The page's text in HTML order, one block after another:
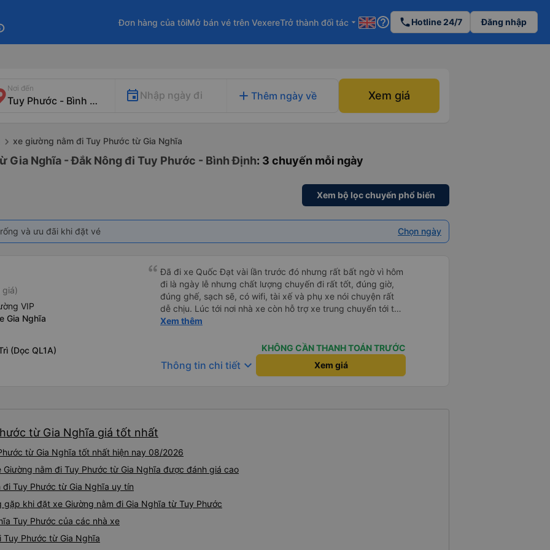
Đơn hàng của tôiMở bán vé trên VexereTrở thành đối tác arrow_drop_down help_outline phoneHotline 24/7 Đăng nhập
Nơi đến
Nhập ngày đi add Thêm ngày về Xem giá
xe giường nằm đi Tuy Phước từ Gia Nghĩa
Gia Nghĩa - Đắk Nông đi Tuy Phước - Bình Định: 3 chuyến mỗi ngày
Xem bộ lọc chuyến phổ biến
và ưu đãi khi đặt vé Chọn ngày
giá)
VIP
Gia Nghĩa
(Dọc QL1A)
Đã đi xe Quốc Đạt vài lần trước đó nhưng rất bất ngờ vì hôm
đi là ngày lễ nhưng chất lượng chuyến đi rất tốt, đúng giờ,
đúng ghế, sạch sẽ, có wifi, tài xế và phụ xe nói chuyện rất
dễ chịu. Lúc tới nơi nhà xe còn hỗ trợ xe trung chuyển tới tận
nhà. 10đ cho nhà xe, hy vọng nhà xe duy trì được chất lượng
Xem thêm
KHÔNG CẦN THANH TOÁN TRƯỚC
Thông tin chi tiết keyboard_arrow_down Xem giá
từ Gia Nghĩa giá tốt nhất
từ Gia Nghĩa tốt nhất hiện nay 08/2026
Giường nằm đi Tuy Phước từ Gia Nghĩa được đánh giá cao
Tuy Phước từ Gia Nghĩa uy tín
khi đặt xe Giường nằm đi Gia Nghĩa từ Tuy Phước
Tuy Phước của các nhà xe
Phước từ Gia Nghĩa